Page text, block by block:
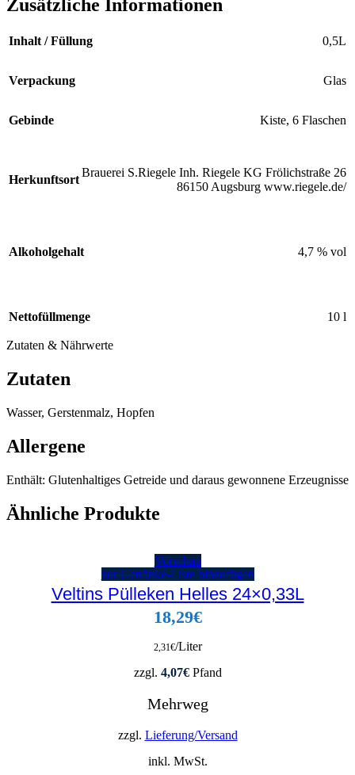
Zusätzliche Informationen
Inhalt / Füllung 0,5L
Verpackung Glas
Gebinde Kiste, 6 Flaschen
Herkunftsort
Brauerei S.Riegele Inh. Riegele KG Frölichstraße 26
86150 Augsburg www.riegele.de/
Alkoholgehalt 4,7 % vol
Nettofüllmenge 10 l
Zutaten & Nährwerte
Zutaten
Wasser, Gerstenmalz, Hopfen
Allergene
Enthält: Glutenhaltiges Getreide und daraus gewonnene Erzeugnisse
Ähnliche Produkte
Vorschau
zur Getränke-Liste hinzufügen
Veltins Pülleken Helles 24×0,33L
18,29€
2,31€/Liter
zzgl. 4,07€Pfand
Mehrweg
zzgl. Lieferung/Versand
inkl. MwSt.